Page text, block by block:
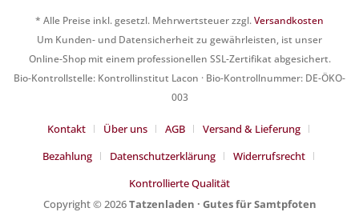
* Alle Preise inkl. gesetzl. Mehrwertsteuer zzgl.Versandkosten
Um Kunden- und Datensicherheit zu gewährleisten, ist unser
Online-Shop mit einem professionellen SSL-Zertifikat abgesichert.
Bio-Kontrollstelle: Kontrollinstitut Lacon · Bio-Kontrollnummer: DE-ÖKO-
003
Kontakt Über uns AGB
Versand & Lieferung
Bezahlung
Datenschutzerklärung
Widerrufsrecht
Kontrollierte Qualität
Copyright © 2026Tatzenladen · Gutes für Samtpfoten